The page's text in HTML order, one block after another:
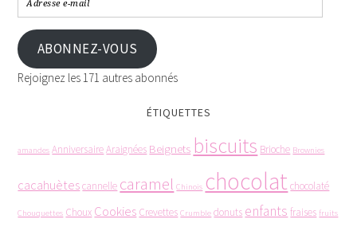
ABONNEZ-VOUS
Rejoignez les 171 autres abonnés
ÉTIQUETTES
amandes AnniversaireAraignées Beignets biscuits Brioche Brownies
cacahuètescannelle caramel Chinois chocolat chocolaté
Chouquettes Choux Cookies Crevettes Crumble donuts enfants fraises fruits